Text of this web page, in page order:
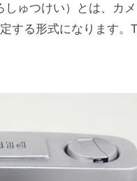
しゅつけい）とは、カ
する形式になります。